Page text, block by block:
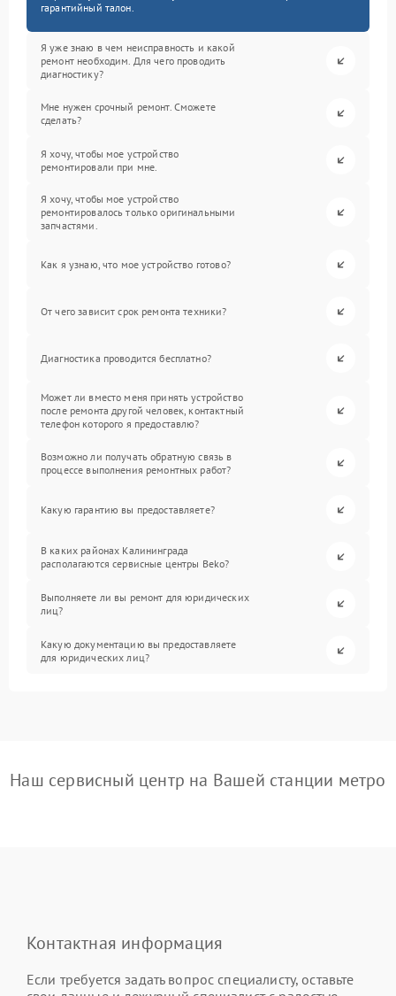
гарантийный талон.
Я уже знаю в чем неисправность и какой
ремонт необходим. Для чего проводить
диагностику?
Мне нужен срочный ремонт. Сможете
сделать?
Я хочу, чтобы мое устройство
ремонтировали при мне.
Я хочу, чтобы мое устройство
ремонтировалось только оригинальными
запчастями.
Как я узнаю, что мое устройство готово?
От чего зависит срок ремонта техники?
Диагностика проводится бесплатно?
Может ли вместо меня принять устройство
после ремонта другой человек, контактный
телефон которого я предоставлю?
Возможно ли получать обратную связь в
процессе выполнения ремонтных работ?
Какую гарантию вы предоставляете?
В каких районах Калининграда
располагаются сервисные центры Beko?
Выполняете ли вы ремонт для юридических
лиц?
Какую документацию вы предоставляете
для юридических лиц?
Наш сервисный центр на Вашей станции метро
Контактная информация
Если требуется задать вопрос специалисту, оставьте